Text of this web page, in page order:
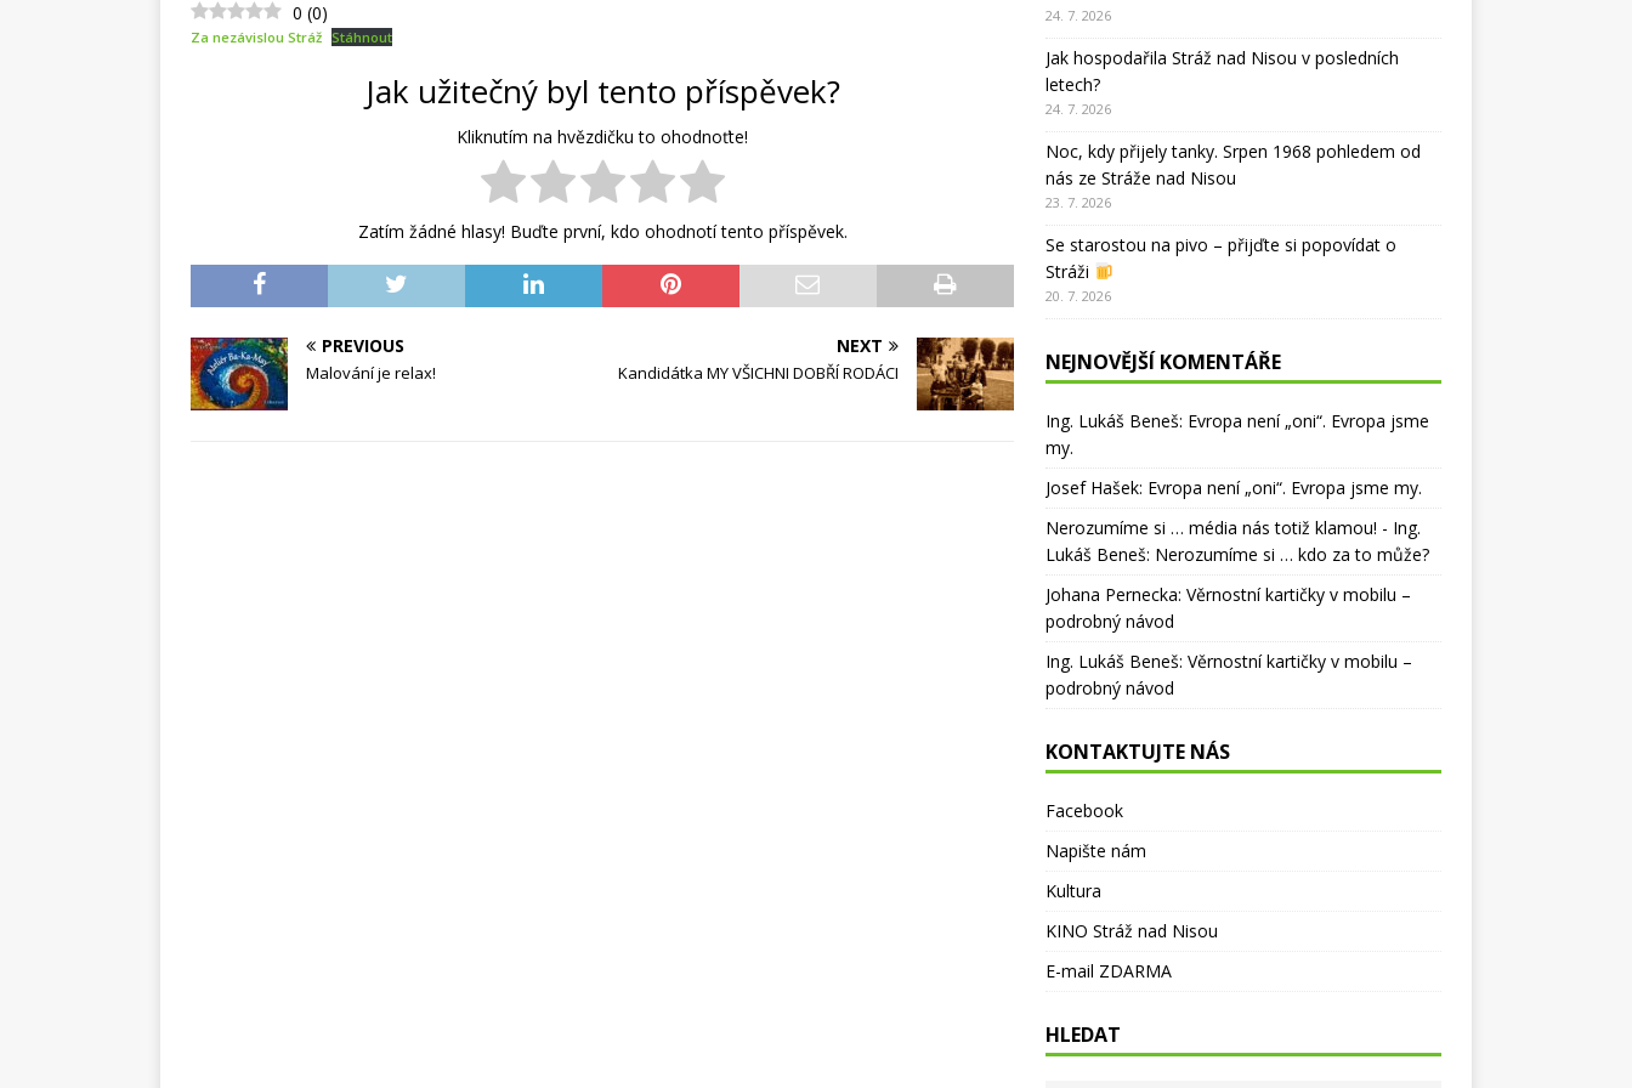
[ 3. 8. 2026 ]
Schillerův dub – živý svědek historie Stráže nad Nisou
0 (0)
Za nezávislou Stráž Stáhnout
Jak užitečný byl tento příspěvek?
Kliknutím na hvězdičku to ohodnoťte!
Zatím žádné hlasy! Buďte první, kdo ohodnotí tento příspěvek.
PREVIOUS
Malování je relax!
NEXT
Kandidátka MY VŠICHNI DOBŘÍ RODÁCI
24. 7. 2026
Jak hospodařila Stráž nad Nisou v posledních
letech?
24. 7. 2026
Noc, kdy přijely tanky. Srpen 1968 pohledem od
nás ze Stráže nad Nisou
23. 7. 2026
Se starostou na pivo – přijďte si popovídat o
Stráži
20. 7. 2026
NEJNOVĚJŠÍ KOMENTÁŘE
Ing. Lukáš Beneš: Evropa není „oni“. Evropa jsme
my.
Josef Hašek: Evropa není „oni“. Evropa jsme my.
Nerozumíme si … média nás totiž klamou! - Ing.
Lukáš Beneš: Nerozumíme si … kdo za to může?
Johana Pernecka: Věrnostní kartičky v mobilu –
podrobný návod
Ing. Lukáš Beneš: Věrnostní kartičky v mobilu –
podrobný návod
KONTAKTUJTE NÁS
Facebook
Napište nám
Kultura
KINO Stráž nad Nisou
E-mail ZDARMA
HLEDAT